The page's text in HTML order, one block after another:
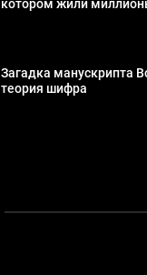
котором жили
Загадка манускрипта
теория шифра